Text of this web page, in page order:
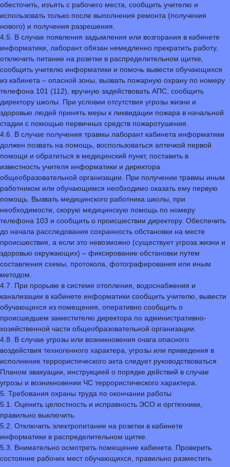
обесточить, изъять с рабочего места, сообщить учителю и
использовать только после выполнения ремонта (получения
нового) и получения разрешения.
4.5. В случае появления задымления или возгорания в кабинете
информатики, лаборант обязан немедленно прекратить работу,
отключить питание на розетки в распределительном щитке,
сообщить учителю информатики и помочь вывести обучающихся
из кабинета – опасной зоны, вызвать пожарную охрану по номеру
телефона 101 (112), вручную задействовать АПС, сообщить
директору школы. При условии отсутствия угрозы жизни и
здоровью людей принять меры к ликвидации пожара в начальной
стадии с помощью первичных средств пожаротушения.
4.6. В случае получения травмы лаборант кабинета информатики
должен позвать на помощь, воспользоваться аптечкой первой
помощи и обратиться в медицинский пункт, поставить в
известность учителя информатики и директора
общеобразовательной организации. При получении травмы иным
работником или обучающимся необходимо оказать ему первую
помощь. Вызвать медицинского работника школы, при
необходимости, скорую медицинскую помощь по номеру
телефона 103 и сообщить о происшествии директору. Обеспечить
до начала расследования сохранность обстановки на месте
происшествия, а если это невозможно (существует угроза жизни и
здоровью окружающих) – фиксирование обстановки путем
составления схемы, протокола, фотографирования или иным
методом.
4.7. При прорыве в системе отопления, водоснабжения и
канализации в кабинете информатики сообщить учителю, вывести
обучающихся из помещения, оперативно сообщить о
происшедшем заместителю директора по административно-
хозяйственной части общеобразовательной организации.
4.8. В случае угрозы или возникновения очага опасного
воздействия техногенного характера, угрозы или приведения в
исполнение террористического акта следует руководствоваться
Планом эвакуации, инструкцией о порядке действий в случае
угрозы и возникновении ЧС террористического характера.
5. Требования охраны труда по окончании работы
5.1. Оценить целостность и исправность ЭСО и оргтехники,
правильно выключить.
5.2. Отключить электропитание на розетки в кабинете
информатики в распределительном щитке.
5.3. Внимательно осмотреть помещение кабинета. Проверить
состояние рабочих мест обучающихся, правильно разместить